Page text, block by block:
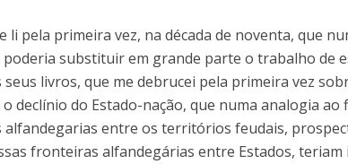
li pela primeira vez, na década de noventa, que
substituir em grande parte o trabalho de
livros, que me debrucei pela primeira vez
declínio do Estado-nação, que numa analogia ao
entre os territórios feudais,
fronteiras alfandegárias entre Estados,